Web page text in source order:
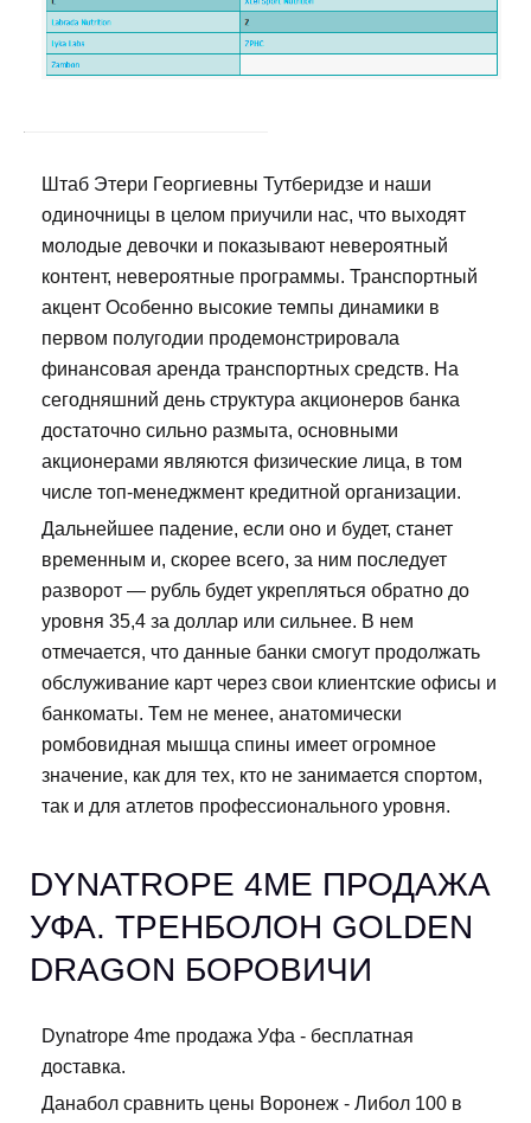
Штаб Этери Георгиевны Тутберидзе и наши
одиночницы в целом приучили нас, что выходят
молодые девочки и показывают невероятный
контент, невероятные программы. Транспортный
акцент Особенно высокие темпы динамики в
первом полугодии продемонстрировала
финансовая аренда транспортных средств. На
сегодняшний день структура акционеров банка
достаточно сильно размыта, основными
акционерами являются физические лица, в том
числе топ-менеджмент кредитной организации.
Дальнейшее падение, если оно и будет, станет
временным и, скорее всего, за ним последует
разворот — рубль будет укрепляться обратно до
уровня 35,4 за доллар или сильнее. В нем
отмечается, что данные банки смогут продолжать
обслуживание карт через свои клиентские офисы и
банкоматы. Тем не менее, анатомически
ромбовидная мышца спины имеет огромное
значение, как для тех, кто не занимается спортом,
так и для атлетов профессионального уровня.
DYNATROPE 4ME ПРОДАЖА
УФА. ТРЕНБОЛОН GOLDEN
DRAGON БОРОВИЧИ
Dynatrope 4me продажа Уфа - бесплатная
доставка.
Данабол сравнить цены Воронеж - Либол 100 в